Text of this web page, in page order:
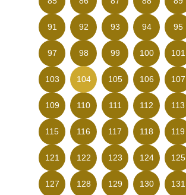
91 92 93 94 95
97 98 99 100 101
103 104 105 106 107
109 110 111 112 113
115 116 117 118 119
121 122 123 124 125
127 128 129 130 131